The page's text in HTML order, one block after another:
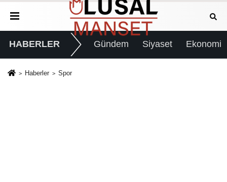
HABERLER Gündem Siyaset Ekonomi
Haberler Spor